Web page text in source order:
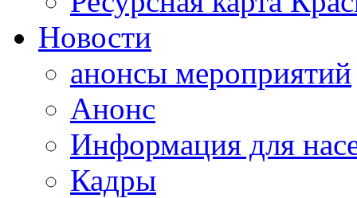
Новости
анонсы мероприятий
Анонс
Информация для
Кадры